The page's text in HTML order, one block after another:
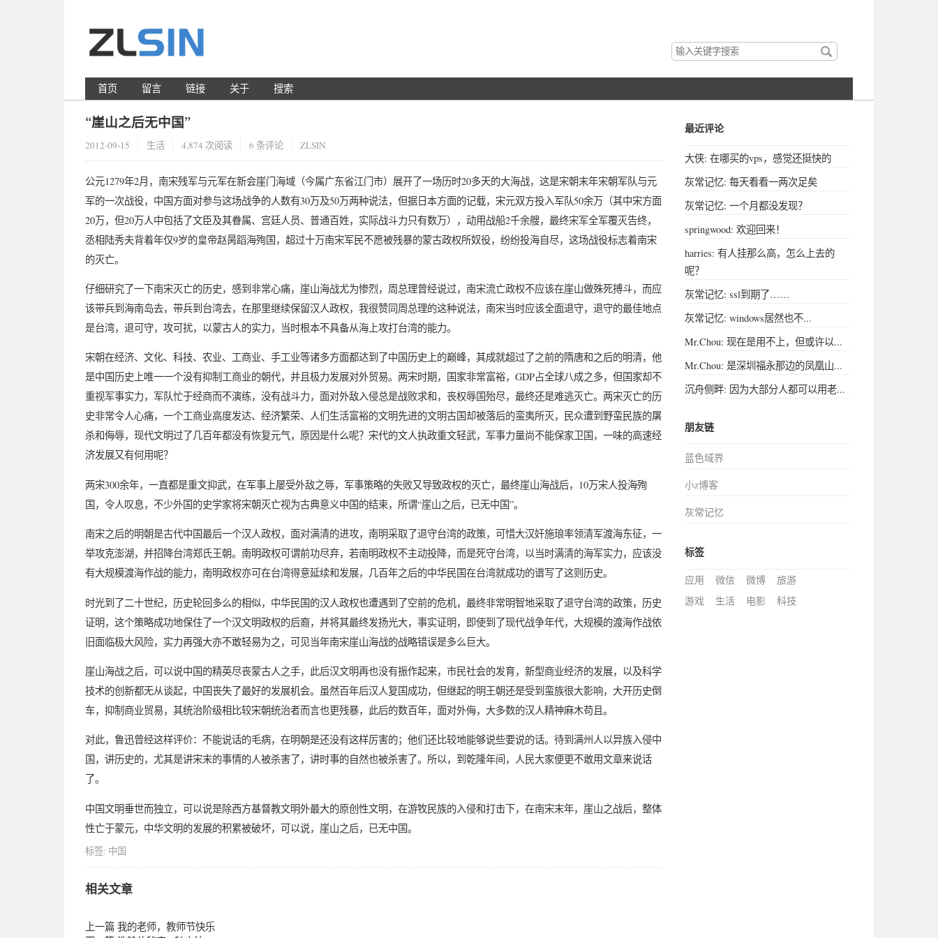
搜
索
关
首页 留言 链接 关于 搜索
“崖山之后无中国”
2012-09-15 生活 4,874 次阅读 6 条评论 ZLSIN
公元1279年2月，南宋残军与元军在新会崖门海域（今属广东省江门市）展开了一场历时20多天的大海战，这是宋朝末年宋朝军队与元
军的一次战役，中国方面对参与这场战争的人数有30万及50万两种说法，但据日本方面的记载，宋元双方投入军队50余万（其中宋方面
20万，但20万人中包括了文臣及其眷属、宫廷人员、普通百姓，实际战斗力只有数万），动用战船2千余艘，最终宋军全军覆灭告终，
丞相陆秀夫背着年仅9岁的皇帝赵昺蹈海殉国，超过十万南宋军民不愿被残暴的蒙古政权所奴役，纷纷投海自尽，这场战役标志着南宋
的灭亡。
仔细研究了一下南宋灭亡的历史，感到非常心痛，崖山海战尤为惨烈，周总理曾经说过，南宋流亡政权不应该在崖山做殊死搏斗，而应
该带兵到海南岛去，带兵到台湾去，在那里继续保留汉人政权，我很赞同周总理的这种说法，南宋当时应该全面退守，退守的最佳地点
是台湾，退可守，攻可扰，以蒙古人的实力，当时根本不具备从海上攻打台湾的能力。
宋朝在经济、文化、科技、农业、工商业、手工业等诸多方面都达到了中国历史上的巅峰，其成就超过了之前的隋唐和之后的明清，他
是中国历史上唯一一个没有抑制工商业的朝代，并且极力发展对外贸易。两宋时期，国家非常富裕，GDP占全球八成之多，但国家却不
重视军事实力，军队忙于经商而不演练，没有战斗力，面对外敌入侵总是战败求和，丧权辱国殆尽，最终还是难逃灭亡。两宋灭亡的历
史非常令人心痛，一个工商业高度发达、经济繁荣、人们生活富裕的文明先进的文明古国却被落后的蛮夷所灭，民众遭到野蛮民族的屠
杀和侮辱，现代文明过了几百年都没有恢复元气，原因是什么呢？宋代的文人执政重文轻武，军事力量尚不能保家卫国，一味的高速经
济发展又有何用呢？
两宋300余年，一直都是重文抑武，在军事上屡受外敌之辱，军事策略的失败又导致政权的灭亡，最终崖山海战后，10万宋人投海殉
国，令人叹息，不少外国的史学家将宋朝灭亡视为古典意义中国的结束，所谓“崖山之后，已无中国”。
南宋之后的明朝是古代中国最后一个汉人政权，面对满清的进攻，南明采取了退守台湾的政策，可惜大汉奸施琅率领清军渡海东征，一
举攻克澎湖，并招降台湾郑氏王朝。南明政权可谓前功尽弃，若南明政权不主动投降，而是死守台湾，以当时满清的海军实力，应该没
有大规模渡海作战的能力，南明政权亦可在台湾得意延续和发展，几百年之后的中华民国在台湾就成功的谱写了这则历史。
时光到了二十世纪，历史轮回多么的相似，中华民国的汉人政权也遭遇到了空前的危机，最终非常明智地采取了退守台湾的政策，历史
证明，这个策略成功地保住了一个汉文明政权的后裔，并将其最终发扬光大，事实证明，即使到了现代战争年代，大规模的渡海作战依
旧面临极大风险，实力再强大亦不敢轻易为之，可见当年南宋崖山海战的战略错误是多么巨大。
崖山海战之后，可以说中国的精英尽丧蒙古人之手，此后汉文明再也没有振作起来，市民社会的发育，新型商业经济的发展，以及科学
技术的创新都无从谈起，中国丧失了最好的发展机会。虽然百年后汉人复国成功，但继起的明王朝还是受到蛮族很大影响，大开历史倒
车，抑制商业贸易，其统治阶级相比较宋朝统治者而言也更残暴，此后的数百年，面对外侮，大多数的汉人精神麻木苟且。
对此，鲁迅曾经这样评价：不能说话的毛病，在明朝是还没有这样厉害的；他们还比较地能够说些要说的话。待到满州人以异族入侵中
国，讲历史的，尤其是讲宋末的事情的人被杀害了，讲时事的自然也被杀害了。所以，到乾隆年间，人民大家便更不敢用文章来说话
了。
中国文明垂世而独立，可以说是除西方基督教文明外最大的原创性文明，在游牧民族的入侵和打击下，在南宋末年，崖山之战后，整体
性亡于蒙元，中华文明的发展的积累被破坏，可以说，崖山之后，已无中国。
标签: 中国
相关文章
上一篇 我的老师，教师节快乐
最近评论
大侠: 在哪买的vps，感觉还挺快的
灰常记忆: 每天看看一两次足矣
灰常记忆: 一个月都没发现？
springwood: 欢迎回来！
harries: 有人挂那么高，怎么上去的
呢？
灰常记忆: ssl到期了……
灰常记忆: windows居然也不...
Mr.Chou: 现在是用不上，但或许以...
Mr.Chou: 是深圳福永那边的凤凰山...
沉舟侧畔: 因为大部分人都可以用老...
朋友链
蓝色域界
小z博客
灰常记忆
标签
应用 微信 微博
旅游
游戏
生活 电影 科技